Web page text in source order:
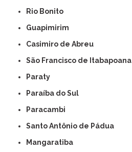
Rio Bonito
Guapimirim
Casimiro de Abreu
São Francisco de Itabapoana
Paraty
Paraíba do Sul
Paracambi
Santo Antônio de Pádua
Mangaratiba